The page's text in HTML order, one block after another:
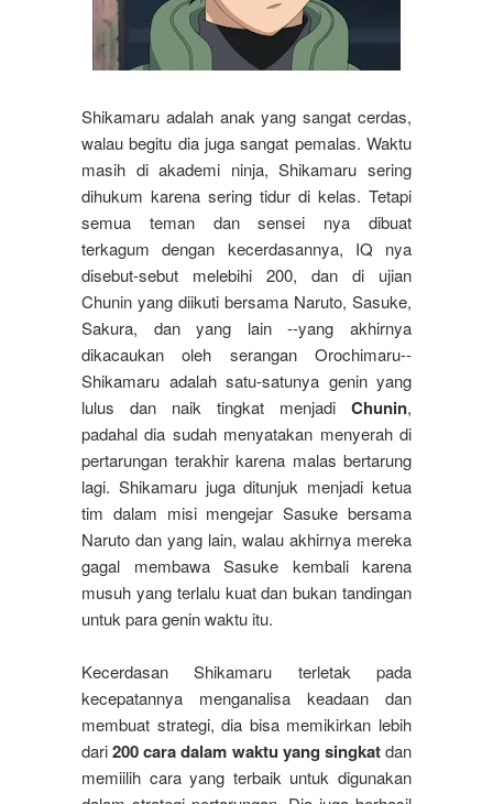
Shikamaru adalah anak yang sangat cerdas,
walau begitu dia juga sangat pemalas. Waktu
masih di akademi ninja, Shikamaru sering
dihukum karena sering tidur di kelas. Tetapi
semua teman dan sensei nya dibuat
terkagum dengan kecerdasannya, IQ nya
disebut-sebut melebihi 200, dan di ujian
Chunin yang diikuti bersama Naruto, Sasuke,
Sakura, dan yang lain --yang akhirnya
dikacaukan oleh serangan Orochimaru--
Shikamaru adalah satu-satunya genin yang
lulus dan naik tingkat menjadi Chunin,
padahal dia sudah menyatakan menyerah di
pertarungan terakhir karena malas bertarung
lagi. Shikamaru juga ditunjuk menjadi ketua
tim dalam misi mengejar Sasuke bersama
Naruto dan yang lain, walau akhirnya mereka
gagal membawa Sasuke kembali karena
musuh yang terlalu kuat dan bukan tandingan
untuk para genin waktu itu.
Kecerdasan Shikamaru terletak pada
kecepatannya menganalisa keadaan dan
membuat strategi, dia bisa memikirkan lebih
dari200 cara dalam waktu yang singkatdan
memiilih cara yang terbaik untuk digunakan